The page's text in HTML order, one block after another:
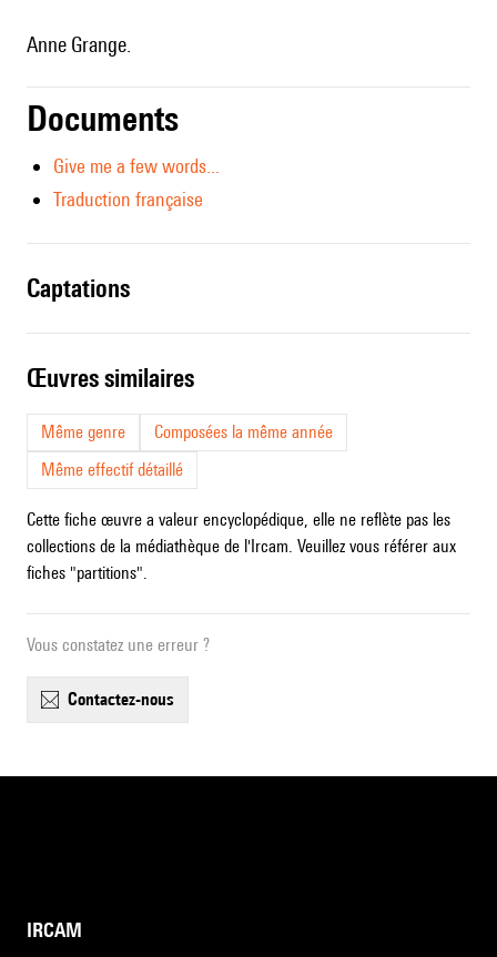
Anne Grange.
Documents
Give me a few words...
Traduction française
captations
œuvres similaires
Même genre
Composées la même année
Même effectif détaillé
Cette fiche œuvre a valeur encyclopédique, elle ne reflète pas les
collections de la médiathèque de l'Ircam. Veuillez vous référer aux
fiches "partitions".
Vous constatez une erreur ?
contactez-nous
IRCAM